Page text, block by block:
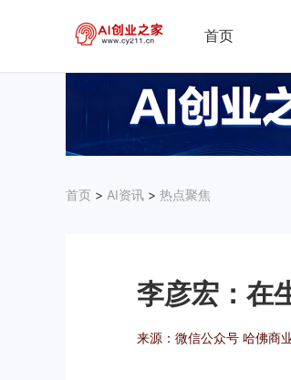
首页
首页 > AI资讯 > 热点聚焦
李彦宏：在
来源：微信公众号 哈佛商